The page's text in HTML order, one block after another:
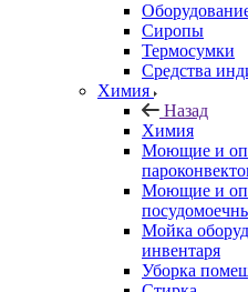
Сиропы
Термосумки
Средства
Химия
Назад
Химия
Моющие и
Моющие и
Мойка
инвентаря
Уборка